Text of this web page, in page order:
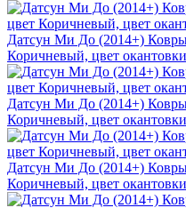
Датсун Ми До (2014+)
Коричневый, цвет
Датсун Ми До (2014+)
Коричневый, цвет
Датсун Ми До (2014+)
Коричневый, цвет